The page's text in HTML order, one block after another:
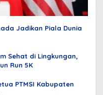
Jadikan Piala Dunia
Sehat di Lingkungan,
Run 5K
PTMSI Kabupaten